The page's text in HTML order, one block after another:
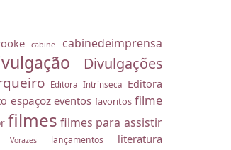
cabine cabinedeimprensa
Divulgações
Editora Intrínseca Editora
espaçoz eventos favoritos filme
filmes filmes para assistir
Vorazes lançamentos
literatura